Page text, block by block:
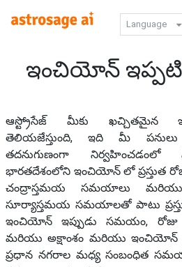
Language
ఇంచియోన్
ఆస్ట్రోసేజ్ మీకు ఖచ్చితమైన
తెలియజేస్తుంది, ఇది మీ
తదనుగుణంగా నిర్వహించడంలో
భారతదేశంలోని ఇంచియోన్ లో ప్రస్తుత
చంద్రాస్తమయ సమయాలు
సూర్యాస్తమయ సమయాలతో పాటు
ఇంచియోన్ ఇప్పుడు సమయం,
మరియు అక్షాంశం మరియు
ప్రధాన నగరాల మధ్య సంబంధిత